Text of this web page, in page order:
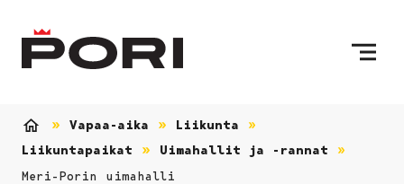
Vapaa-aika
Liikunta
Liikuntapaikat
Uimahallit ja -rannat
Meri-Porin uimahalli